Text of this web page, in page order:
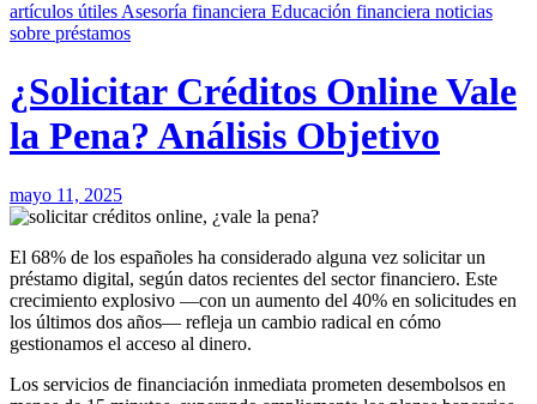
artículos útiles Asesoría financiera Educación financiera noticias
sobre préstamos
¿Solicitar Créditos Online Vale
la Pena? Análisis Objetivo
mayo 11, 2025
El 68% de los españoles ha considerado alguna vez solicitar un
préstamo digital, según datos recientes del sector financiero. Este
crecimiento explosivo —con un aumento del 40% en solicitudes en
los últimos dos años— refleja un cambio radical en cómo
gestionamos el acceso al dinero.
Los servicios de financiación inmediata prometen desembolsos en